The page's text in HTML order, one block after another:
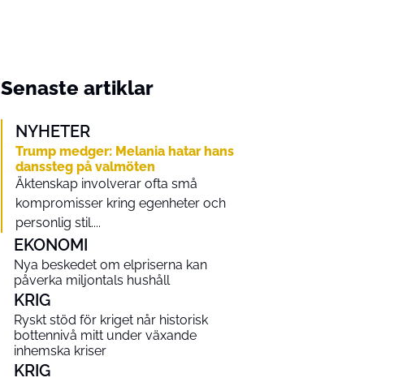
Senaste artiklar
NYHETER
Trump medger: Melania hatar hans
danssteg på valmöten
Äktenskap involverar ofta små
kompromisser kring egenheter och
personlig stil....
EKONOMI
Nya beskedet om elpriserna kan
påverka miljontals hushåll
KRIG
Ryskt stöd för kriget når historisk
bottennivå mitt under växande
inhemska kriser
KRIG